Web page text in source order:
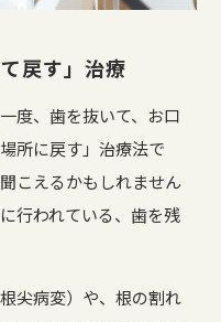
戻す」治療
度、歯を抜いて、お口
所に戻す」治療法で
こえるかもしれません
行われている、歯を残
尖病変）や、根の割れ